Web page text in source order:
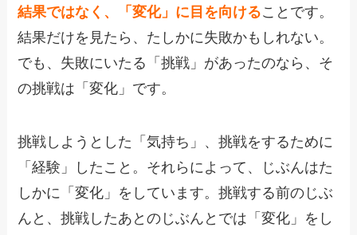
結果ではなく、「変化」に目を向けることです。
結果だけを見たら、たしかに失敗かもしれない。
でも、失敗にいたる「挑戦」があったのなら、そ
の挑戦は「変化」です。
挑戦しようとした「気持ち」、挑戦をするために
「経験」したこと。それらによって、じぶんはた
しかに「変化」をしています。挑戦する前のじぶ
んと、挑戦したあとのじぶんとでは「変化」をし